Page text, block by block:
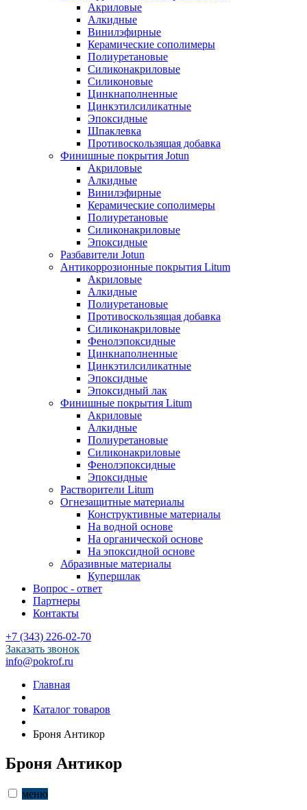
Акриловые
Алкидные
Винилэфирные
Керамические сополимеры
Полиуретановые
Силиконакриловые
Силиконовые
Цинкнаполненные
Цинкэтилсиликатные
Эпоксидные
Шпаклевка
Противоскользящая добавка
Финишные покрытия Jotun
Акриловые
Алкидные
Винилэфирные
Керамические сополимеры
Полиуретановые
Силиконакриловые
Эпоксидные
Разбавители Jotun
Антикоррозионные покрытия Litum
Акриловые
Алкидные
Полиуретановые
Противоскользящая добавка
Силиконакриловые
Фенолэпоксидные
Цинкнаполненные
Цинкэтилсиликатные
Эпоксидные
Эпоксидный лак
Финишные покрытия Litum
Акриловые
Алкидные
Полиуретановые
Силиконакриловые
Фенолэпоксидные
Эпоксидные
Растворители Litum
Огнезащитные материалы
Конструктивные материалы
На водной основе
На органической основе
На эпоксидной основе
Абразивные материалы
Купершлак
Вопрос - ответ
Партнеры
Контакты
+7 (343) 226-02-70
Заказать звонок
info@pokrof.ru
Главная
Каталог товаров
Броня Антикор
Броня Антикор
меню